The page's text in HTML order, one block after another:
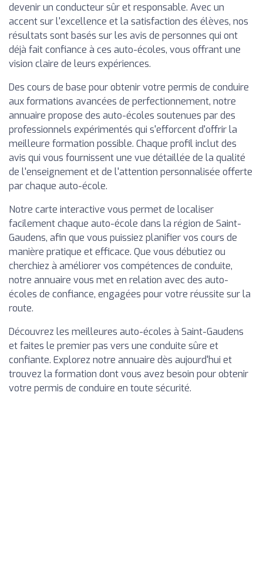
devenir un conducteur sûr et responsable. Avec un
accent sur l'excellence et la satisfaction des élèves, nos
résultats sont basés sur les avis de personnes qui ont
déjà fait confiance à ces auto-écoles, vous offrant une
vision claire de leurs expériences.
Des cours de base pour obtenir votre permis de conduire
aux formations avancées de perfectionnement, notre
annuaire propose des auto-écoles soutenues par des
professionnels expérimentés qui s'efforcent d'offrir la
meilleure formation possible. Chaque profil inclut des
avis qui vous fournissent une vue détaillée de la qualité
de l'enseignement et de l'attention personnalisée offerte
par chaque auto-école.
Notre carte interactive vous permet de localiser
facilement chaque auto-école dans la région de Saint-
Gaudens, afin que vous puissiez planifier vos cours de
manière pratique et efficace. Que vous débutiez ou
cherchiez à améliorer vos compétences de conduite,
notre annuaire vous met en relation avec des auto-
écoles de confiance, engagées pour votre réussite sur la
route.
Découvrez les meilleures auto-écoles à Saint-Gaudens
et faites le premier pas vers une conduite sûre et
confiante. Explorez notre annuaire dès aujourd'hui et
trouvez la formation dont vous avez besoin pour obtenir
votre permis de conduire en toute sécurité.